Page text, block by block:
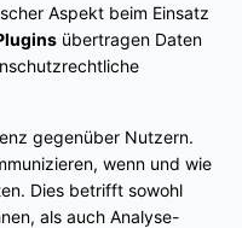
Aspekt beim Einsatz
übertragen Daten
gegenüber Nutzern.
wenn und wie
Dies betrifft sowohl
als auch Analyse-